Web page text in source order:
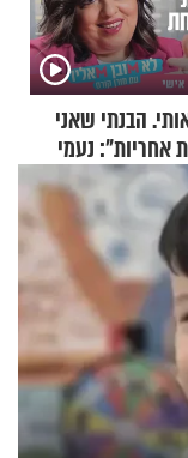
הבנתי שאני
אחריות": נעמי
אישי